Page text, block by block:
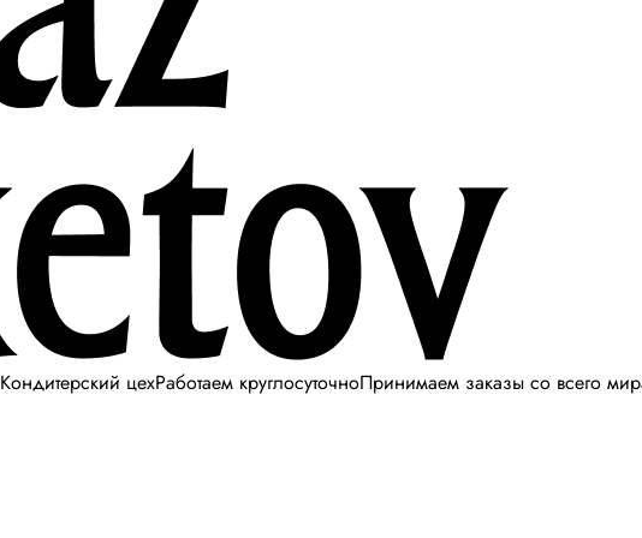
Кондитерский цехРаботаем круглосуточноПринимаем заказы со всего